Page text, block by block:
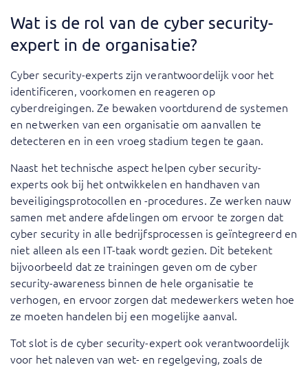
Wat is de rol van de cyber security-
expert in de organisatie?
Cyber security-experts zijn verantwoordelijk voor het
identificeren, voorkomen en reageren op
cyberdreigingen. Ze bewaken voortdurend de systemen
en netwerken van een organisatie om aanvallen te
detecteren en in een vroeg stadium tegen te gaan.
Naast het technische aspect helpen cyber security-
experts ook bij het ontwikkelen en handhaven van
beveiligingsprotocollen en -procedures. Ze werken nauw
samen met andere afdelingen om ervoor te zorgen dat
cyber security in alle bedrijfsprocessen is geïntegreerd en
niet alleen als een IT-taak wordt gezien. Dit betekent
bijvoorbeeld dat ze trainingen geven om de cyber
security-awareness binnen de hele organisatie te
verhogen, en ervoor zorgen dat medewerkers weten hoe
ze moeten handelen bij een mogelijke aanval.
Tot slot is de cyber security-expert ook verantwoordelijk
voor het naleven van wet- en regelgeving, zoals de